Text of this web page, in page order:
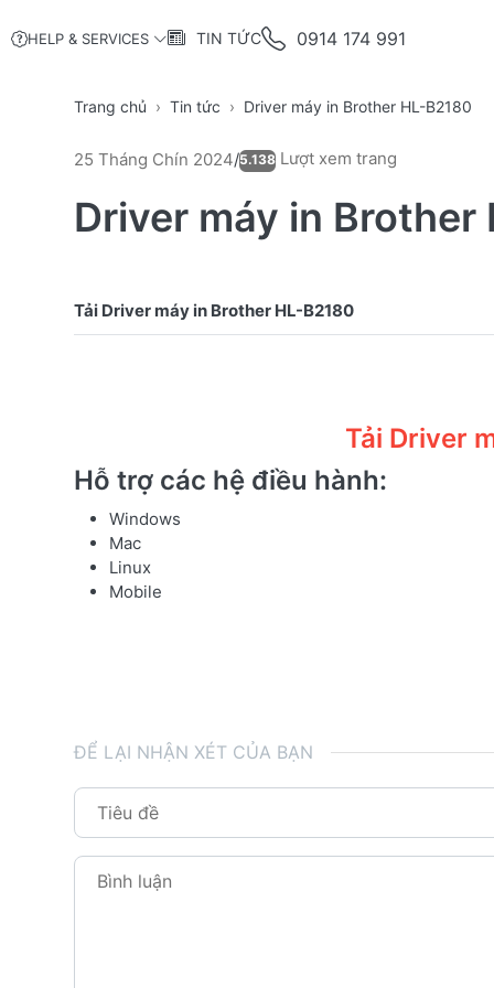
HELP & SERVICES TIN TỨC 0914 174 991
Trang chủ Tin tức Driver máy in Brother HL-B2180
25 Tháng Chín 2024/5.138 Lượt xem trang
Driver máy in Brother
Tải Driver
Hỗ trợ các hệ điều hành:
Windows
Mac
Linux
Mobile
ĐỂ LẠI NHẬN XÉT CỦA BẠN